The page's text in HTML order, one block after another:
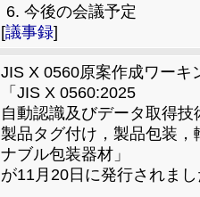
今後の会議予定
[議事録]
JIS X 0560原案作成ワーキ
「JIS X 0560:2025
自動認識及びデータ取得
製品タグ付け，製品包装
ナブル包装器材」
が11月20日に発行されま